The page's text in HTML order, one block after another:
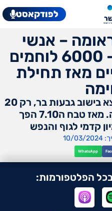
לפודקאסט
– אנשי
המים שטיפלו ב- 6000 לוחמים
מאז תחילת
מרכז הריפוי עיינות בר, נמצא בישוב גבעות בר, רק 20
דקות מיישובי עוטף עזה. מאז טבח ה7.10 הפך
קדמי לגוף והנפש
WhatsApp